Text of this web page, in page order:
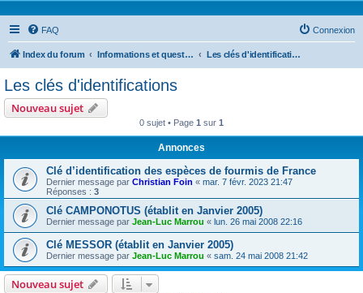
FAQ Connexion
Index du forum Informations et questions taxonomiques Les clés d'identifications
Les clés d'identifications
Nouveau sujet
0 sujet • Page 1 sur 1
Annonces
Clé d’identification des espèces de fourmis de France
Dernier message par Christian Foin « mar. 7 févr. 2023 21:47
Réponses : 3
Clé CAMPONOTUS (établit en Janvier 2005)
Dernier message par Jean-Luc Marrou « lun. 26 mai 2008 22:16
Clé MESSOR (établit en Janvier 2005)
Dernier message par Jean-Luc Marrou « sam. 24 mai 2008 21:42
Nouveau sujet